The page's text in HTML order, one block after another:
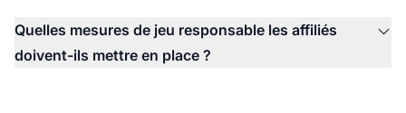
Quelles mesures de jeu responsable les affiliés
doivent-ils mettre en place ?